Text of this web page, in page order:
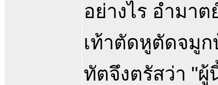
อย่างไร อำมา
เท้าตัดหูตัดจมูก
ทัตจึงตรัสว่า "ผู้